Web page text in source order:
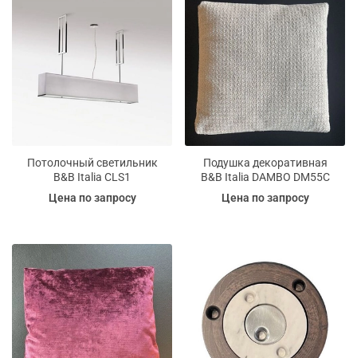
Потолочный светильник
B&B Italia CLS1
Цена по запросу
Подушка декоративная
B&B Italia DAMBO DM55C
Цена по запросу